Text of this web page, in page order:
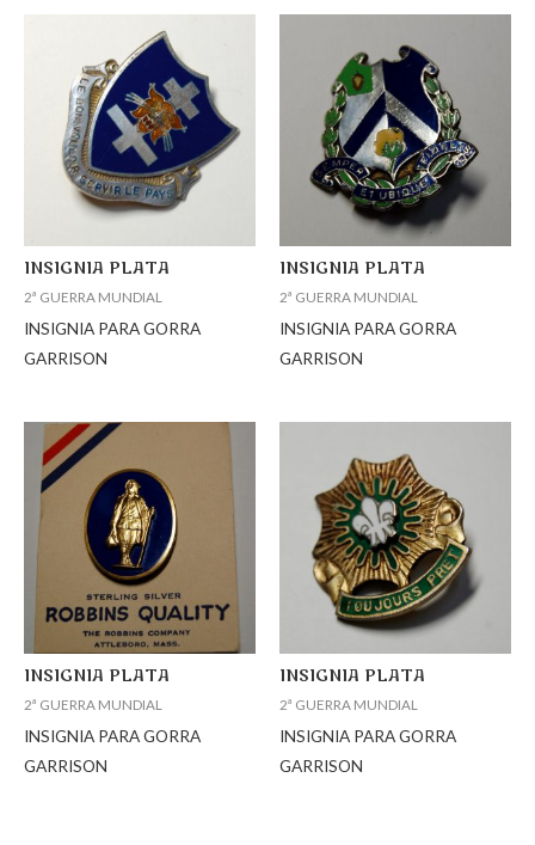
INSIGNIA PLATA
2ª GUERRA MUNDIAL
INSIGNIA PARA GORRA
GARRISON
INSIGNIA PLATA
2ª GUERRA MUNDIAL
INSIGNIA PARA GORRA
GARRISON
INSIGNIA PLATA
2ª GUERRA MUNDIAL
INSIGNIA PARA GORRA
GARRISON
INSIGNIA PLATA
2ª GUERRA MUNDIAL
INSIGNIA PARA GORRA
GARRISON